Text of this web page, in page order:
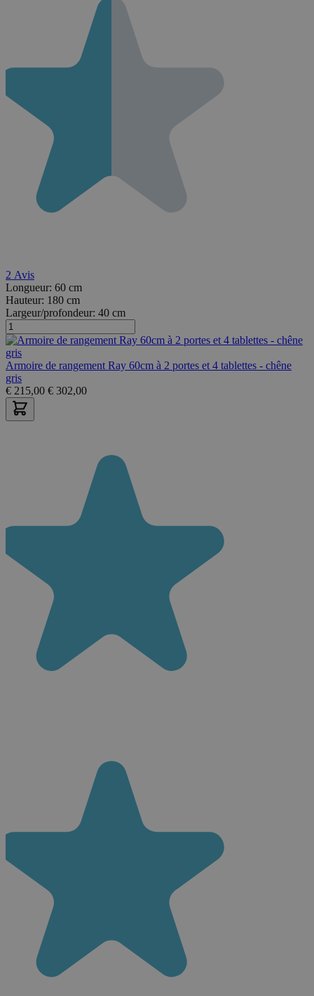
2 Avis
Longueur: 60 cm
Hauteur: 180 cm
Largeur/profondeur: 40 cm
Armoire de rangement Ray 60cm à 2 portes et 4 tablettes - chêne
gris
€ 215,00 € 302,00